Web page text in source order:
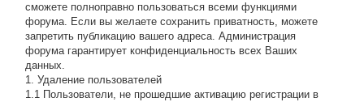
сможете полноправно пользоваться всеми функциями
форума. Если вы желаете сохранить приватность, можете
запретить публикацию вашего адреса. Администрация
форума гарантирует конфиденциальность всех Ваших
данных.
1. Удаление пользователей
1.1 Пользователи, не прошедшие активацию регистрации в